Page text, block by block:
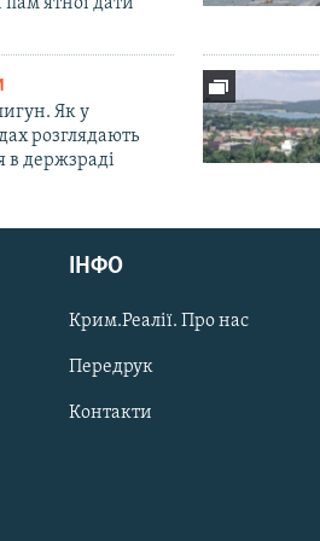
Як у
розглядають
в держзраді
ІНФО
Крим.Реалії. Про нас
Передрук
Контакти